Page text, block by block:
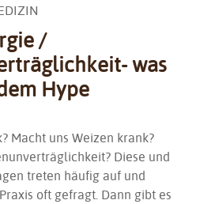
/
was
Hype
Macht uns Weizen krank?
Diese und
treten häufig auf und
oft gefragt. Dann gibt es